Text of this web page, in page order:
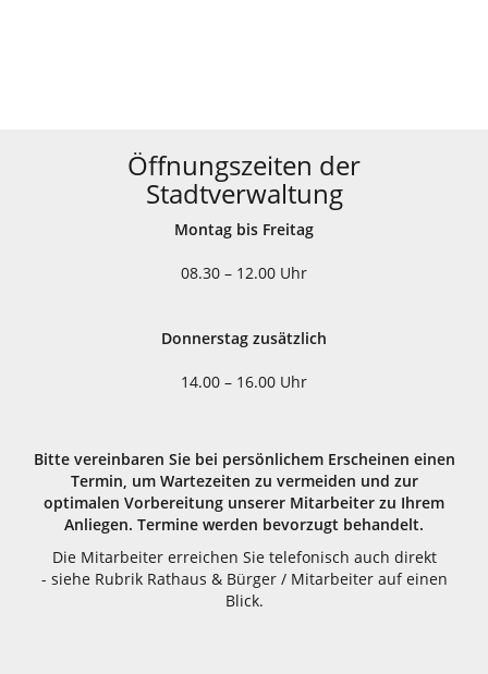
Öffnungszeiten der
Stadtverwaltung
Montag bis Freitag
08.30 – 12.00 Uhr
Donnerstag zusätzlich
14.00 – 16.00 Uhr
Bitte vereinbaren Sie bei persönlichem Erscheinen einen
Termin, um Wartezeiten zu vermeiden und zur
optimalen Vorbereitung unserer Mitarbeiter zu Ihrem
Anliegen. Termine werden bevorzugt behandelt.
Die Mitarbeiter erreichen Sie telefonisch auch direkt
- siehe Rubrik Rathaus & Bürger / Mitarbeiter auf einen
Blick.